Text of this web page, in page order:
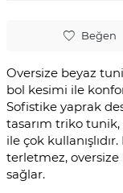
Beğen
Oversize beyaz
bol kesimi ile
Sofistike yaprak
tasarım triko tunik,
ile çok
terletmez,
sağlar.